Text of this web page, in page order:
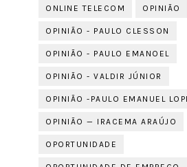
ONLINE TELECOM OPINIÃO
OPINIÃO - PAULO CLESSON
OPINIÃO - PAULO EMANOEL
OPINIÃO - VALDIR JÚNIOR
OPINIÃO -PAULO EMANUEL
OPINIÃO — IRACEMA ARAÚJO
OPORTUNIDADE